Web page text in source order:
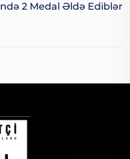
Ndə 2 Medal Əldə Ediblər